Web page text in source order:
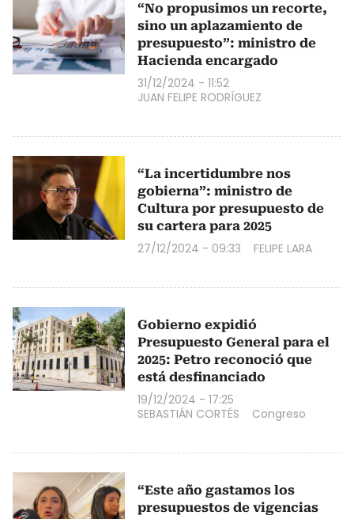
“No propusimos un recorte,
sino un aplazamiento de
presupuesto”: ministro de
Hacienda encargado
31/12/2024 - 11:52
JUAN FELIPE RODRÍGUEZ
“La incertidumbre nos
gobierna”: ministro de
Cultura por presupuesto de
su cartera para 2025
27/12/2024 - 09:33 FELIPE LARA
Gobierno expidió
Presupuesto General para el
2025: Petro reconoció que
está desfinanciado
19/12/2024 - 17:25
SEBASTIÁN CORTÉS
Congreso
“Este año gastamos los
presupuestos de vigencias